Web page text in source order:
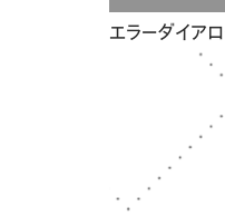
エラーダイア